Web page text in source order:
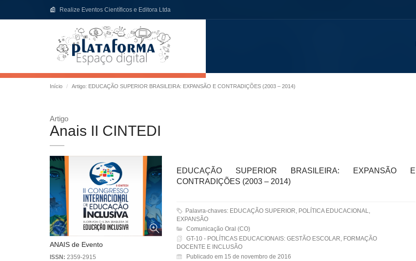
Realize Eventos Científicos e Editora Ltda
Início Artigo: EDUCAÇÃO SUPERIOR BRASILEIRA: EXPANSÃO E CONTRADIÇÕES (2003 – 2014)
Artigo
Anais II CINTEDI
ANAIS de Evento
ISSN: 2359-2915
EDUCAÇÃO SUPERIOR BRASILEIRA: EXPANSÃO E
CONTRADIÇÕES (2003 – 2014)
Palavra-chaves: EDUCAÇÃO SUPERIOR, POLÍTICA EDUCACIONAL,
EXPANSÃO
Comunicação Oral (CO)
GT-10 - POLÍTICAS EDUCACIONAIS: GESTÃO ESCOLAR, FORMAÇÃO
DOCENTE E INCLUSÃO
Publicado em 15 de novembro de 2016